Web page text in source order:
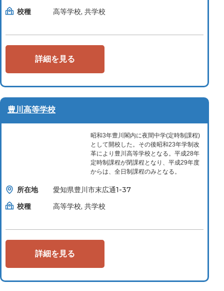
校種
高等学校, 共学校
詳細を見る
豊川高等学校
昭和3年豊川閣内に夜間中学(定時制課程)
として開校した。その後昭和23年学制改
革により豊川高等学校となる。平成28年
定時制課程が閉課程となり、平成29年度
からは、全日制課程のみとなる。
所在地
愛知県豊川市末広通1-37
校種
高等学校, 共学校
詳細を見る